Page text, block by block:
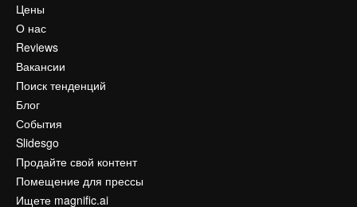
Цены
О нас
Reviews
Вакансии
Поиск тенденций
Блог
События
Slidesgo
Продайте свой контент
Помещение для прессы
Ищете magnific.ai